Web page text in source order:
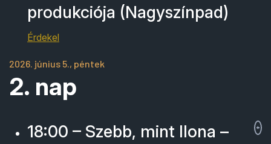
produkciója (Nagyszínpad)
Érdekel
2026. június 5., péntek
2. nap
18:00 – Szebb, mint Ilona –